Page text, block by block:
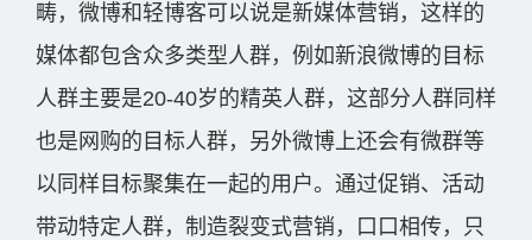
畴，微博和轻博客可以说是新媒体营销，这样的
媒体都包含众多类型人群，例如新浪微博的目标
人群主要是20-40岁的精英人群，这部分人群同样
也是网购的目标人群，另外微博上还会有微群等
以同样目标聚集在一起的用户。通过促销、活动
带动特定人群，制造裂变式营销，口口相传，只